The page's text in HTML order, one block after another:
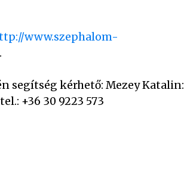
www.szephalom-
segítség kérhető: Mezey Katalin:
+36 30 9223 573